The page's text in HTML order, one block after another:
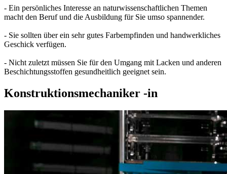
- Ein persönliches Interesse an naturwissenschaftlichen Themen
macht den Beruf und die Ausbildung für Sie umso spannender.
- Sie sollten über ein sehr gutes Farbempfinden und handwerkliches
Geschick verfügen.
- Nicht zuletzt müssen Sie für den Umgang mit Lacken und anderen
Beschichtungsstoffen gesundheitlich geeignet sein.
Konstruktionsmechaniker -in